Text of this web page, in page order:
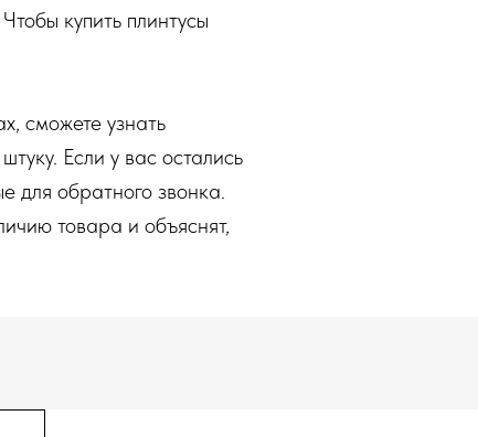
купить плинтусы
сможете узнать
Если у вас остались
для обратного звонка.
товара и объяснят,